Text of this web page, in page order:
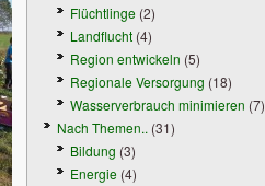
Flüchtlinge (2)
Landflucht (4)
Region entwickeln (5)
Regionale Versorgung (18)
Wasserverbrauch minimieren (7)
Nach Themen.. (31)
Bildung (3)
Energie (4)